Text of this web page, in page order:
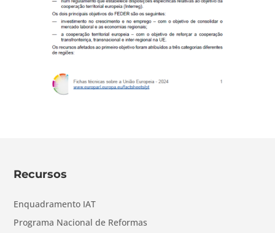
Recursos
Enquadramento IAT
Programa Nacional de Reformas